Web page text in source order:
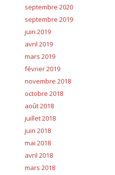
septembre 2020
septembre 2019
juin 2019
avril 2019
mars 2019
février 2019
novembre 2018
octobre 2018
août 2018
juillet 2018
juin 2018
mai 2018
avril 2018
mars 2018